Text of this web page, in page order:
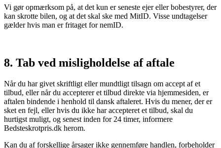
Vi gør opmærksom på, at det kun er seneste ejer eller bobestyrer, der
kan skrotte bilen, og at det skal ske med MitID. Visse undtagelser
gælder hvis man er fritaget for nemID.
8. Tab ved misligholdelse af aftale
Når du har givet skriftligt eller mundtligt tilsagn om accept af et
tilbud, eller når du accepterer et tilbud direkte via hjemmesiden, er
aftalen bindende i henhold til dansk aftaleret. Hvis du mener, der er
sket en fejl, eller hvis du ikke har accepteret et tilbud, skal du
hurtigst muligt, og senest inden for 24 timer, informere
Bedsteskrotpris.dk herom.
Kan du af forskellige årsager ikke gennemføre handlen, forbeholder